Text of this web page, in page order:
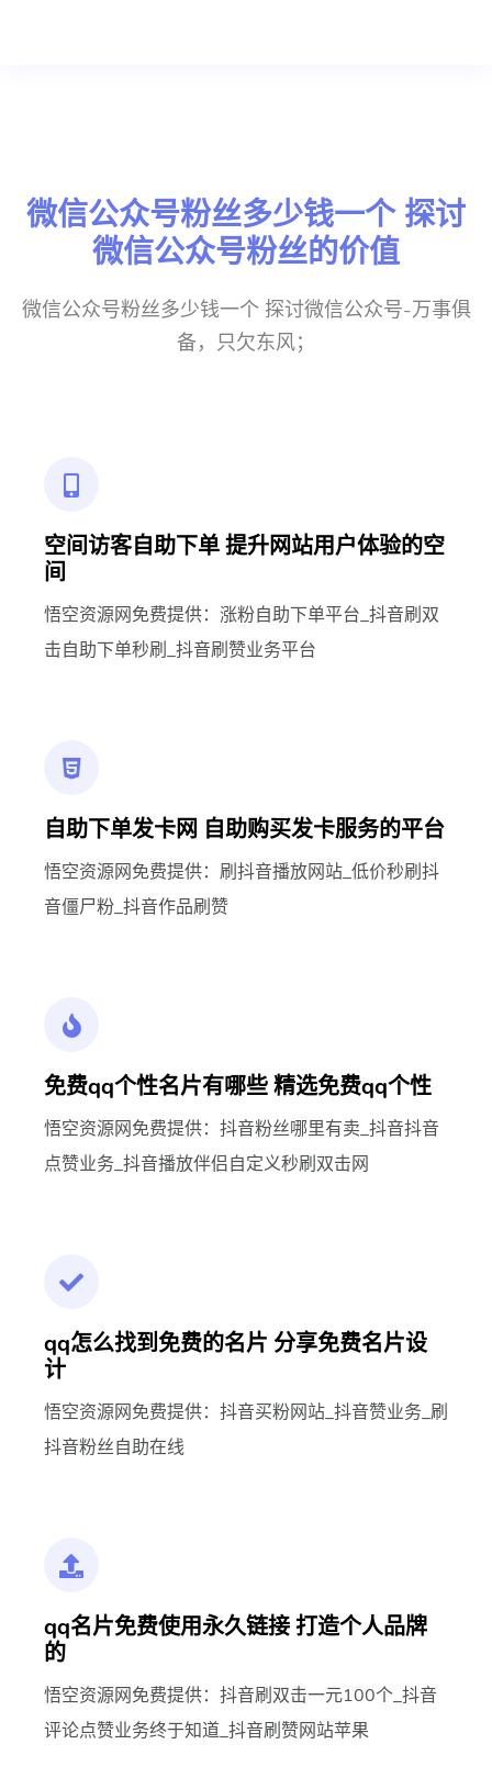
微信公众号粉丝多少钱一个 探讨
微信公众号粉丝的价值
微信公众号粉丝多少钱一个 探讨微信公众号-万事俱
备，只欠东风；
空间访客自助下单 提升网站用户体验的空
间
悟空资源网免费提供：涨粉自助下单平台_抖音刷双
击自助下单秒刷_抖音刷赞业务平台
自助下单发卡网 自助购买发卡服务的平台
悟空资源网免费提供：刷抖音播放网站_低价秒刷抖
音僵尸粉_抖音作品刷赞
免费qq个性名片有哪些 精选免费qq个性
悟空资源网免费提供：抖音粉丝哪里有卖_抖音抖音
点赞业务_抖音播放伴侣自定义秒刷双击网
qq怎么找到免费的名片 分享免费名片设
计
悟空资源网免费提供：抖音买粉网站_抖音赞业务_刷
抖音粉丝自助在线
qq名片免费使用永久链接 打造个人品牌
的
悟空资源网免费提供：抖音刷双击一元100个_抖音
评论点赞业务终于知道_抖音刷赞网站苹果